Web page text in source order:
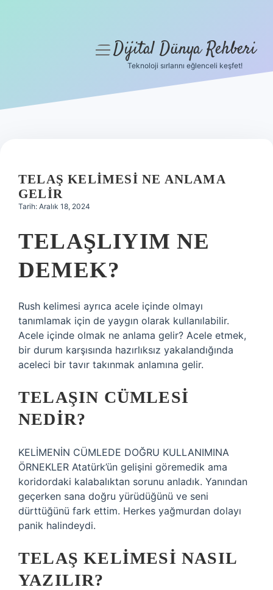
Hakkımızda
menüyüDijital Dünya Rehberi
Teknoloji sırlarını eğlenceli keşfet!
TELAŞ KELIMESI NE ANLAMA
GELIR
Tarih: Aralık 18, 2024
TELAŞLIYIM NE
DEMEK?
Rush kelimesi ayrıca acele içinde olmayı
tanımlamak için de yaygın olarak kullanılabilir.
Acele içinde olmak ne anlama gelir? Acele etmek,
bir durum karşısında hazırlıksız yakalandığında
aceleci bir tavır takınmak anlamına gelir.
TELAŞIN CÜMLESI
NEDIR?
KELİMENİN CÜMLEDE DOĞRU KULLANIMINA
ÖRNEKLER Atatürk’ün gelişini göremedik ama
koridordaki kalabalıktan sorunu anladık. Yanından
geçerken sana doğru yürüdüğünü ve seni
dürttüğünü fark ettim. Herkes yağmurdan dolayı
panik halindeydi.
TELAŞ KELIMESI NASIL
YAZILIR?